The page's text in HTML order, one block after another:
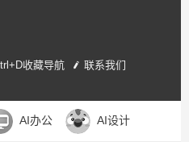
收藏导航 联系我们
AI办公 AI设计